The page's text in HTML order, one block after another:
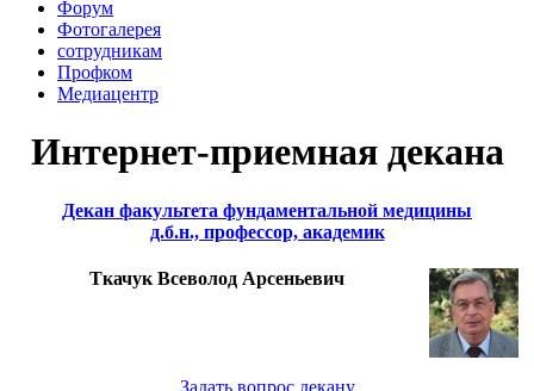
Форум
Фотогалерея
сотрудникам
Профком
Медиацентр
Интернет-приемная декана
Декан факультета фундаментальной медицины
д.б.н., профессор, академик
Ткачук Всеволод Арсеньевич